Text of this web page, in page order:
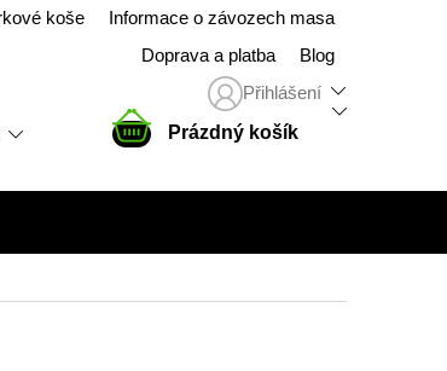
koše
Informace o závozech masa
Doprava a platba
Blog
Přihlášení
NÁKUPNÍ
KOŠÍK
Prázdný košík